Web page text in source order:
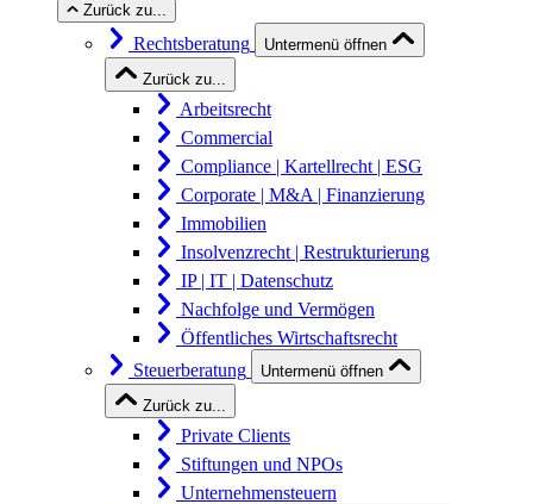
Zurück zu...
Rechtsberatung
Untermenü öffnen
Zurück zu...
Arbeitsrecht
Commercial
Compliance | Kartellrecht | ESG
Corporate | M&A | Finanzierung
Immobilien
Insolvenzrecht | Restrukturierung
IP | IT | Datenschutz
Nachfolge und Vermögen
Öffentliches Wirtschaftsrecht
Steuerberatung
Untermenü öffnen
Zurück zu...
Private Clients
Stiftungen und NPOs
Unternehmensteuern